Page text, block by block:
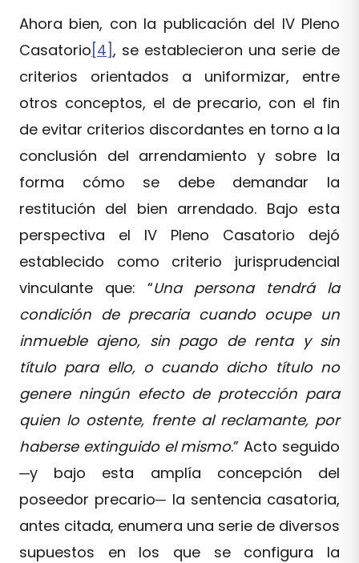
Ahora bien, con la publicación del IV Pleno
Casatorio [4], se establecieron una serie de
criterios orientados a uniformizar, entre
otros conceptos, el de precario, con el fin
de evitar criterios discordantes en torno a la
conclusión del arrendamiento y sobre la
forma cómo se debe demandar la
restitución del bien arrendado. Bajo esta
perspectiva el IV Pleno Casatorio dejó
establecido como criterio jurisprudencial
vinculante que: “Una persona tendrá la
condición de precaria cuando ocupe un
inmueble ajeno, sin pago de renta y sin
título para ello, o cuando dicho título no
genere ningún efecto de protección para
quien lo ostente, frente al reclamante, por
haberse extinguido el mismo.” Acto seguido
─y bajo esta amplía concepción del
poseedor precario─ la sentencia casatoria,
antes citada, enumera una serie de diversos
supuestos en los que se configura la